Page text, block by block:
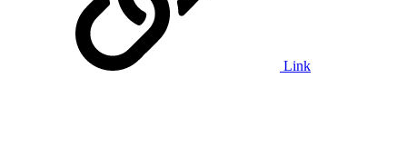
Link